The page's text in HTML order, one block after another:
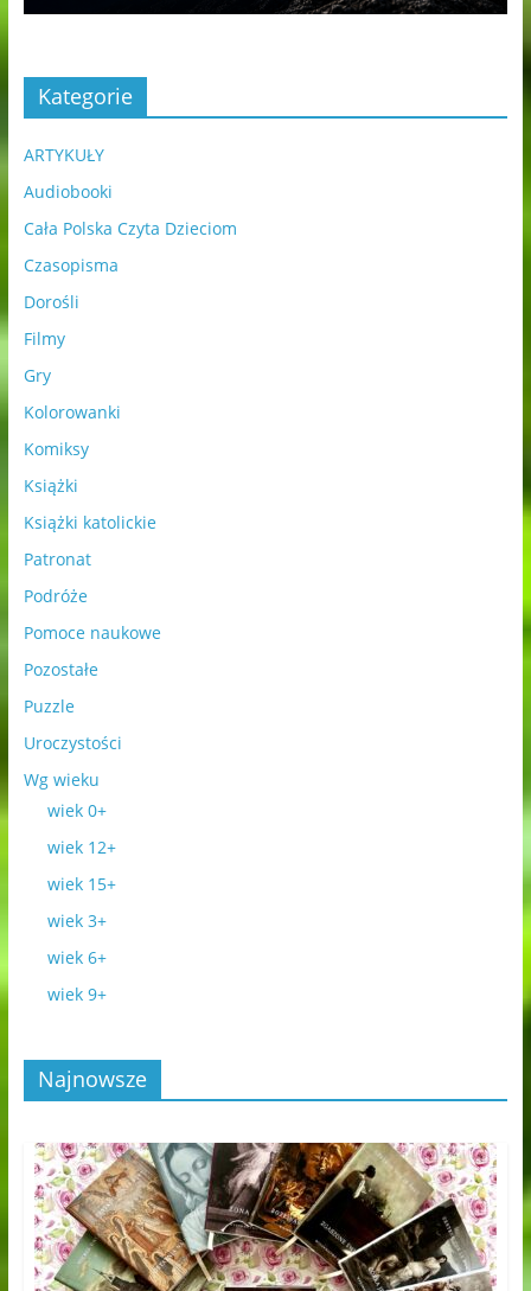
Kategorie
ARTYKUŁY
Audiobooki
Cała Polska Czyta Dzieciom
Czasopisma
Dorośli
Filmy
Gry
Kolorowanki
Komiksy
Książki
Książki katolickie
Patronat
Podróże
Pomoce naukowe
Pozostałe
Puzzle
Uroczystości
Wg wieku
wiek 0+
wiek 12+
wiek 15+
wiek 3+
wiek 6+
wiek 9+
Najnowsze